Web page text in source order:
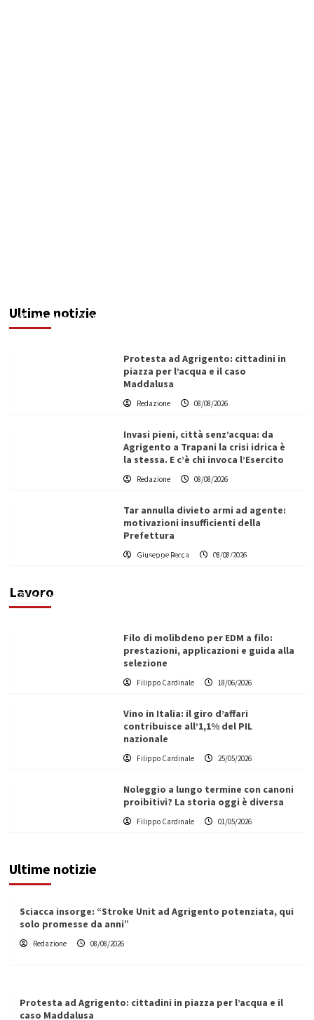
Ultime notizie
Redazione 08/08/2026
Protesta ad Agrigento: cittadini in
piazza per l’acqua e il caso
Maddalusa
Redazione 08/08/2026
Invasi pieni, città senz’acqua: da
Agrigento a Trapani la crisi idrica è
la stessa. E c’è chi invoca l’Esercito
Redazione 08/08/2026
Tar annulla divieto armi ad agente:
motivazioni insufficienti della
Prefettura
Giuseppe Recca 08/08/2026
Lavoro
L’ingegnere saccense Buscarnera partner chiave
di un progetto transnazionale per la transizione
Filippo Cardinale
Filo di molibdeno per EDM a filo:
prestazioni, applicazioni e guida alla
selezione
Filippo Cardinale 18/06/2026
Vino in Italia: il giro d’affari
contribuisce all’1,1% del PIL
nazionale
Filippo Cardinale 25/05/2026
Noleggio a lungo termine con canoni
proibitivi? La storia oggi è diversa
Filippo Cardinale 01/05/2026
Ultime notizie
Sciacca insorge: “Stroke Unit ad Agrigento potenziata, qui
solo promesse da anni”
Redazione 08/08/2026
Protesta ad Agrigento: cittadini in piazza per l’acqua e il
caso Maddalusa